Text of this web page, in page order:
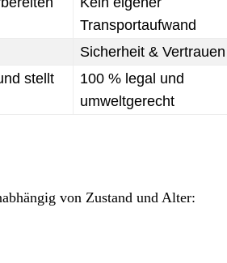
Transportaufwand
Sicherheit & Vertrauen
stellt
100 % legal und
umweltgerecht
von Zustand und Alter: